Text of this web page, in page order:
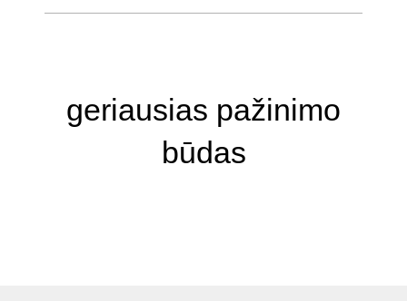
geriausias pažinimo
būdas